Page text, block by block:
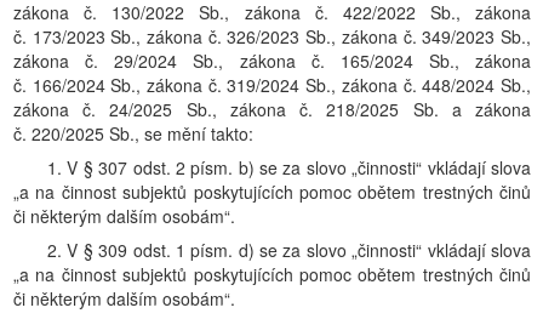
zákona č. 130/2022 Sb., zákona č. 422/2022 Sb., zákona
č. 173/2023 Sb., zákona č. 326/2023 Sb., zákona č. 349/2023 Sb.,
zákona č. 29/2024 Sb., zákona č. 165/2024 Sb., zákona
č. 166/2024 Sb., zákona č. 319/2024 Sb., zákona č. 448/2024 Sb.,
zákona č. 24/2025 Sb., zákona č. 218/2025 Sb. a zákona
č. 220/2025 Sb., se mění takto:
1. V § 307 odst. 2 písm. b) se za slovo „činnosti“ vkládají slova
„a na činnost subjektů poskytujících pomoc obětem trestných činů
či některým dalším osobám“.
2. V § 309 odst. 1 písm. d) se za slovo „činnosti“ vkládají slova
„a na činnost subjektů poskytujících pomoc obětem trestných činů
či některým dalším osobám“.